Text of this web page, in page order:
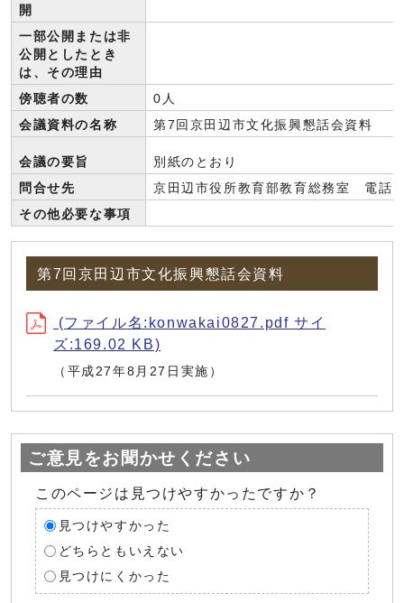
開
一部公開または非
公開としたとき
は、その理由
傍聴者の数
0人
会議資料の名称
第7回京田辺市文化振興懇話会資料
会議の要旨
別紙のとおり
問合せ先
京田辺市役所教育部教育総務室 電話
その他必要な事項
第7回京田辺市文化振興懇話会資料
(ファイル名:konwakai0827.pdf サイ
ズ:169.02 KB)
（平成27年8月27日実施）
ご意見をお聞かせください
このページは見つけやすかったですか？
見つけやすかった
どちらともいえない
見つけにくかった